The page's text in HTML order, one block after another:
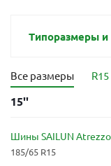
Типоразмеры и
Все размеры R15
15''
Шины SAILUN
185/65 R15